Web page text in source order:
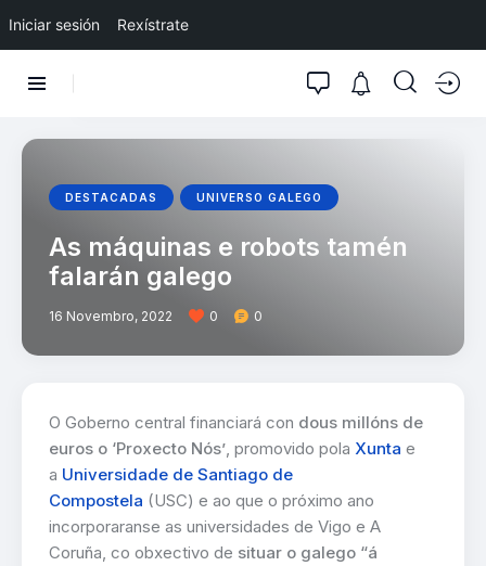
Iniciar sesión Rexístrate
DESTACADAS UNIVERSO GALEGO
As máquinas e robots tamén
falarán galego
16 Novembro, 2022 0 0
O Goberno central financiará con dous millóns de
euros o ‘Proxecto Nós’ , promovido pola Xunta e
a Universidade de Santiago de
Compostela (USC) e ao que o próximo ano
incorporaranse as universidades de Vigo e A
Coruña, co obxectivo de situar o galego “á